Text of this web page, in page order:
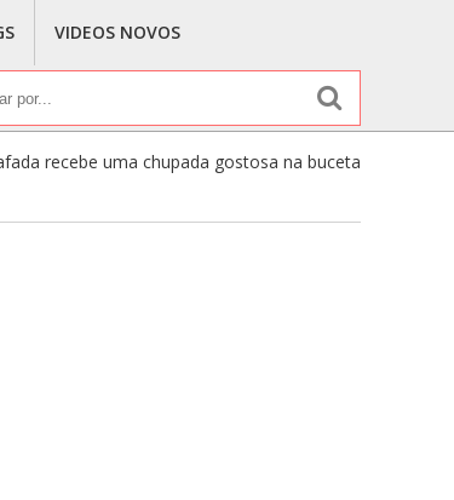
VIDEOS NOVOS
recebe uma chupada gostosa na buceta